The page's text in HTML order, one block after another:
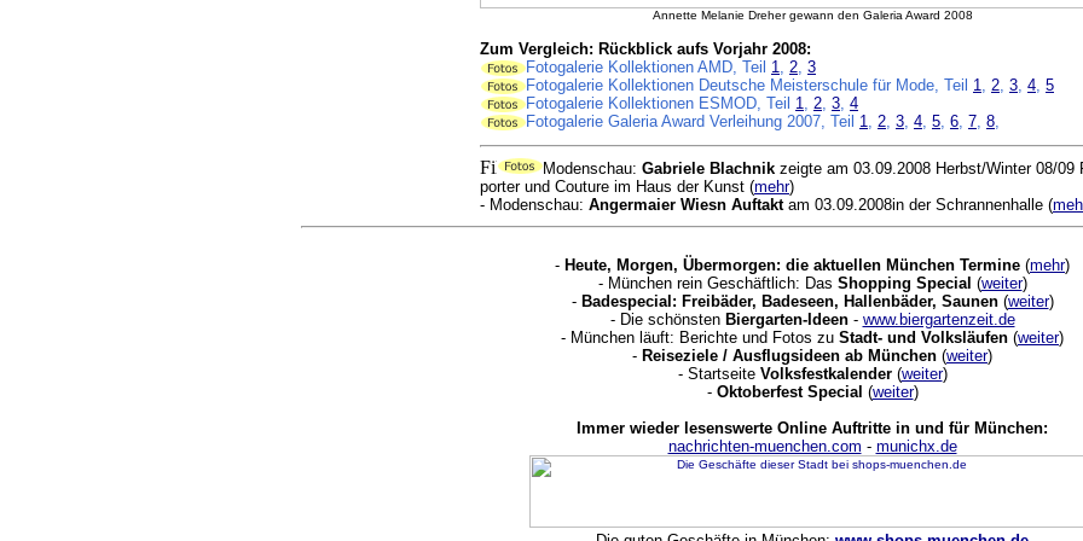
Annette Melanie Dreher gewann den Galeria Award 2008
Zum Vergleich: Rückblick aufs Vorjahr 2008:
Fotogalerie Kollektionen AMD, Teil 1, 2, 3
Fotogalerie Kollektionen Deutsche Meisterschule für Mode, Teil 1, 2, 3, 4, 5
Fotogalerie Kollektionen ESMOD, Teil 1, 2, 3, 4
Fotogalerie Galeria Award Verleihung 2007, Teil 1, 2, 3, 4, 5, 6, 7, 8,
Modenschau: Gabriele Blachnik zeigte am 03.09.2008 Herbst/Winter 08/09
porter und Couture im Haus der Kunst (mehr)
- Modenschau: Angermaier Wiesn Auftaktam 03.09.2008in der Schrannenhalle (
- Heute, Morgen, Übermorgen: die aktuellen München Termine (mehr)
- München rein Geschäftlich: Das Shopping Special (weiter)
- Badespecial: Freibäder, Badeseen, Hallenbäder, Saunen(weiter)
- Die schönsten Biergarten-Ideen- www.biergartenzeit.de
- München läuft: Berichte und Fotos zu Stadt- und Volksläufen (weiter)
- Reiseziele / Ausflugsideen ab München (weiter)
- Startseite Volksfestkalender(weiter)
- Oktoberfest Special (weiter)
Immer wieder lesenswerte Online Auftritte in und für München:
nachrichten-muenchen.com - munichx.de